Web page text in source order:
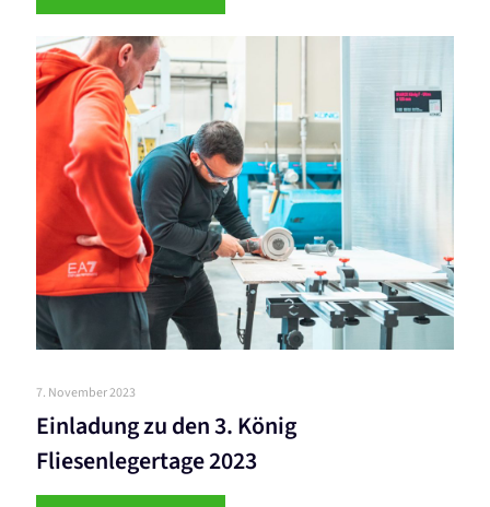
7. November 2023
Einladung zu den 3. König
Fliesenlegertage 2023